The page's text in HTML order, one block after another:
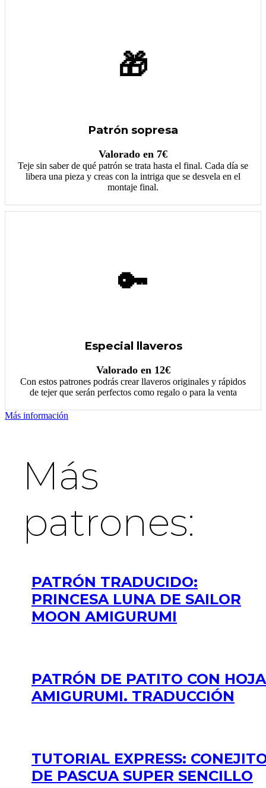
🎁
Patrón sopresa
Valorado en 7€
Teje sin saber de qué patrón se trata hasta el final. Cada día se
libera una pieza y creas con la intriga que se desvela en el
montaje final.
🔑
Especial llaveros
Valorado en 12€
Con estos patrones podrás crear llaveros originales y rápidos
de tejer que serán perfectos como regalo o para la venta
Más información
Más
patrones:
PATRÓN TRADUCIDO:
PRINCESA LUNA DE SAILOR
MOON AMIGURUMI
PATRÓN DE PATITO CON HOJA
AMIGURUMI. TRADUCCIÓN
TUTORIAL EXPRESS:
DE PASCUA SUPER SENCILLO